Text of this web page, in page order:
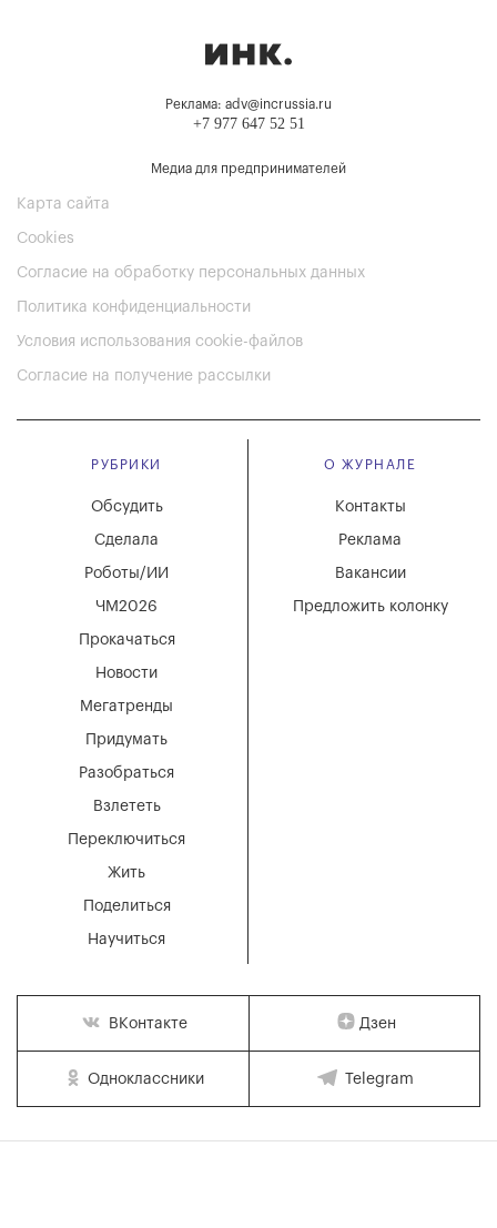
Реклама: adv@incrussia.ru
+7 977 647 52 51
Медиа для предпринимателей
Карта сайта
Cookies
Согласие на обработку персональных данных
Политика конфиденциальности
Условия использования cookie-файлов
Согласие на получение рассылки
РУБРИКИ
Мегатренды
Придумать
Разобраться
Взлететь
Новости
Переключиться
Жить
Поделиться
Научиться
Обсудить
Сделала
Роботы/ИИ
ЧМ2026
Прокачаться
О ЖУРНАЛЕ
Вакансии
Реклама
Контакты
Предложить колонку
ВКонтакте Дзен
Одноклассники Telegram